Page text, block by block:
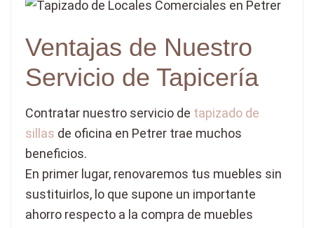
Ventajas de Nuestro
Servicio de Tapicería
Contratar nuestro servicio de tapizado de
sillas de oficina en Petrer trae muchos
beneficios.
En primer lugar, renovaremos tus muebles sin
sustituirlos, lo que supone un importante
ahorro respecto a la compra de muebles